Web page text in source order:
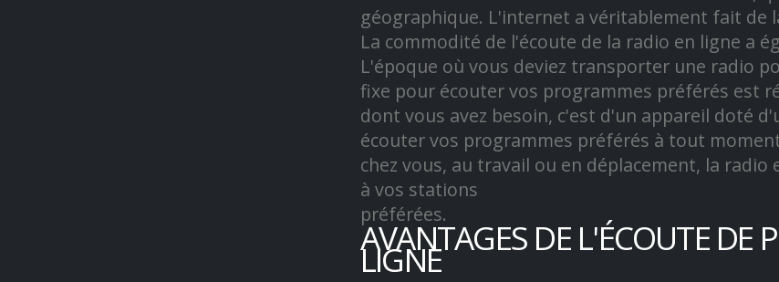
géographique. L'internet a véritablement fait de
La commodité de l'écoute de la radio en ligne a
L'époque où vous deviez transporter une radio
fixe pour écouter vos programmes préférés est
dont vous avez besoin, c'est d'un appareil doté
écouter vos programmes préférés à tout
chez vous, au travail ou en déplacement, la
à vos stations
préférées.
AVANTAGES DE L'ÉCOUTE DE
LIGNE